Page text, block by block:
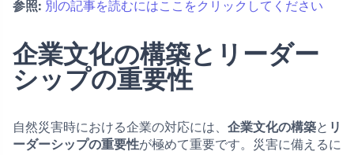
参照: 別の記事を読むにはここをクリックしてください
企業文化の構築とリーダー
シップの重要性
自然災害時における企業の対応には、 企業文化の構築と リ
ーダーシップの重要性が極めて重要です。災害に備えるに